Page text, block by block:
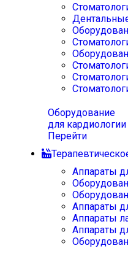
Оборудование
для кардиологии
Перейти
Аппараты
Аппараты
Аппараты
Аппараты